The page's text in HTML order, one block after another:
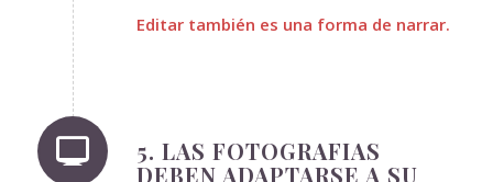
Editar también es una forma de narrar.
5. LAS FOTOGRAFIAS
DEBEN ADAPTARSE A SU